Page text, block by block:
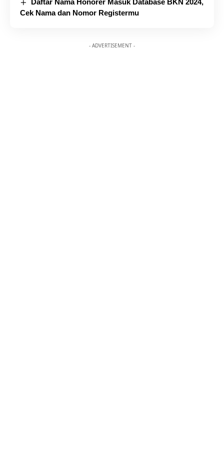
Daftar Nama Honorer Masuk Database BKN 2024,
Cek Nama dan Nomor Registermu
- ADVERTISEMENT -